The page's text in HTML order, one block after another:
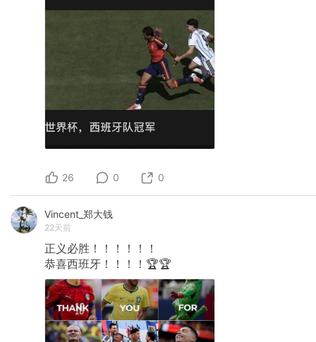
26 0 0
Vincent_郑大钱
22天前
正义必胜！！！！！！
恭喜西班牙！！！！🏆🏆